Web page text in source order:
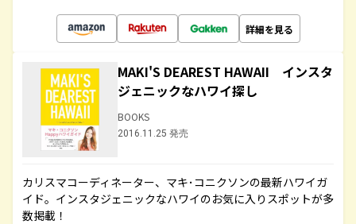
詳細を見る
MAKI'S DEAREST HAWAII インスタ
ジェニックなハワイ探し
BOOKS
2016.11.25 発売
カリスマコーディネーター、マキ･コニクソンの最新ハワイガ
イド。インスタジェニックなハワイのお気に入りスポットが多
数掲載！